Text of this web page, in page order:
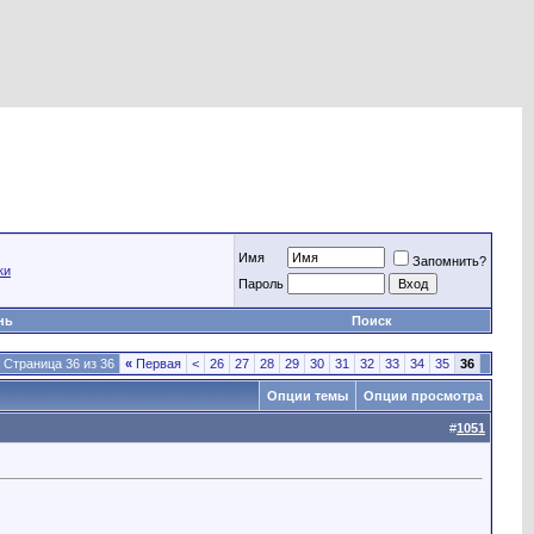
Имя
Запомнить?
Пароль
Поиск
Страница 36 из 36 « Первая < 26 27 28 29 30 31 32 33 34 35 36
Опции темы Опции просмотра
#1051